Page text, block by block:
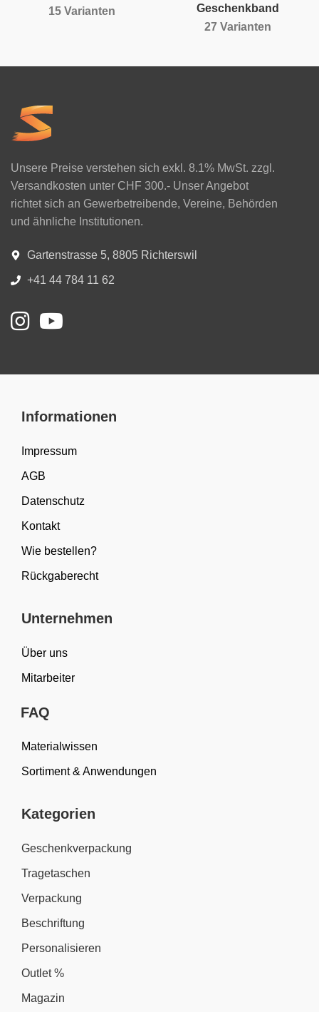
15 Varianten
Geschenkband
27 Varianten
Unsere Preise verstehen sich exkl. 8.1% MwSt. zzgl.
Versandkosten unter CHF 300.- Unser Angebot
richtet sich an Gewerbetreibende, Vereine, Behörden
und ähnliche Institutionen.
Gartenstrasse 5, 8805 Richterswil
+41 44 784 11 62
Informationen
Impressum
AGB
Datenschutz
Kontakt
Wie bestellen?
Rückgaberecht
Unternehmen
Über uns
Mitarbeiter
FAQ
Materialwissen
Sortiment & Anwendungen
Kategorien
Geschenkverpackung
Tragetaschen
Verpackung
Beschriftung
Personalisieren
Outlet %
Magazin